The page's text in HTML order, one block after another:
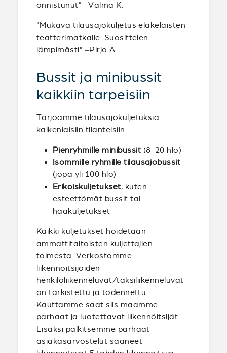
onnistunut" –Valma K.
"Mukava tilausajokuljetus eläkeläisten
teatterimatkalle. Suosittelen
lämpimästi" –Pirjo A.
Bussit ja minibussit
kaikkiin tarpeisiin
Tarjoamme tilausajokuljetuksia
kaikenlaisiin tilanteisiin:
Pienryhmille minibussit (8–20 hlö)
Isommille ryhmille tilausajobussit
(jopa yli 100 hlö)
Erikoiskuljetukset, kuten
esteettömät bussit tai
hääkuljetukset
Kaikki kuljetukset hoidetaan
ammattitaitoisten kuljettajien
toimesta. Verkostomme
liikennöitsijöiden
henkilöliikenneluvat/taksiliikenneluvat
on tarkistettu ja todennettu.
Kauttamme saat siis maamme
parhaat ja luotettavat liikennöitsijät.
Lisäksi palkitsemme parhaat
asiakasarvostelut saaneet